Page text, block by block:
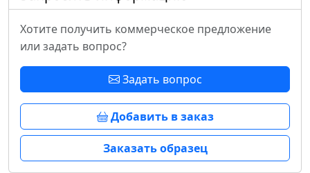
Хотите получить коммерческое предложение
или задать вопрос?
Задать вопрос
Добавить в заказ
Заказать образец